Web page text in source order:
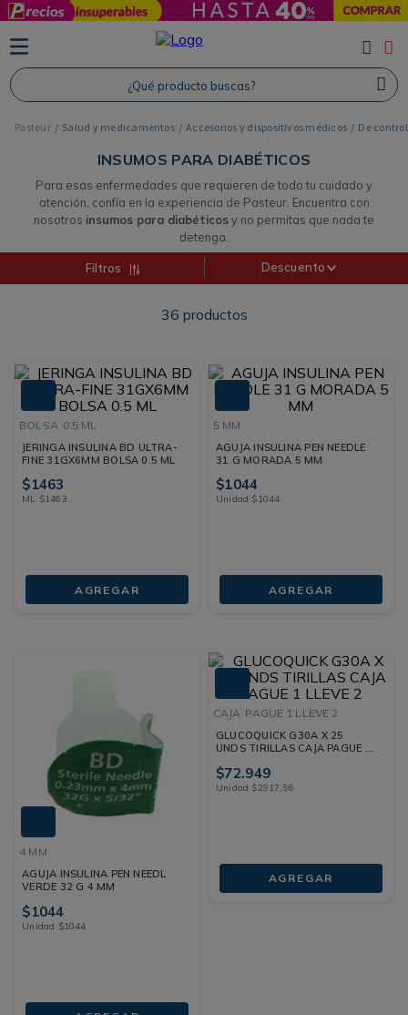
¿Qué producto buscas?
Salud y medicamentos Accesorios y dispositivos médicos De control
INSUMOS PARA DIABÉTICOS
Para esas enfermedades que requieren de todo tu cuidado y
atención, confía en la experiencia de Pasteur. Encuentra con
nosotros insumos para diabéticosy no permitas que nada te
detenga.
Filtros Descuento
36 productos
BOLSA 0.5 ML
JERINGA INSULINA BD ULTRA-
FINE 31GX6MM BOLSA 0.5 ML
$1463
ML $1463
AGREGAR
5 MM
AGUJA INSULINA PEN NEEDLE
31 G MORADA 5 MM
$1044
Unidad $1044
AGREGAR
4 MM
AGUJA INSULINA PEN NEEDL
VERDE 32 G 4 MM
$1044
Unidad $1044
CAJA PAGUE 1 LLEVE 2
GLUCOQUICK G30A X 25
UNDS TIRILLAS CAJA PAGUE 1
$72.949
Unidad $2917,96
AGREGAR
TÉRMINOS MÁS BUSCADOS
1. Protector Solar
2. Proteina
3. Shampoo